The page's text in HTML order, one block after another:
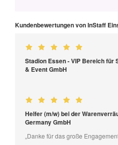
Kundenbewertungen von InStaff
Stadion Essen - VIP Bereich für
& Event GmbH
Helfer (m/w) bei der
Germany GmbH
„Danke für das große